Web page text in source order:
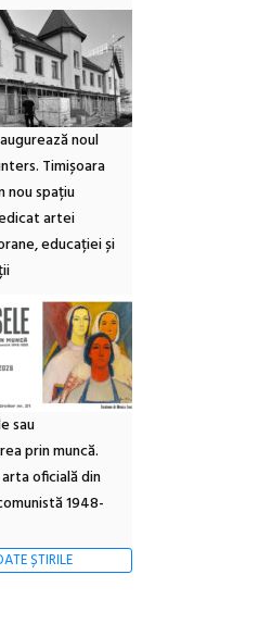
noul
Timișoara
nou spațiu
artei
educației și
sau
prin muncă.
oficială din
1948-
ȘTIRILE